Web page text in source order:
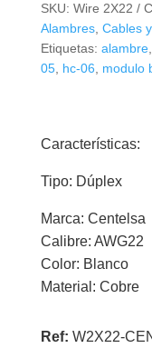
Blanco
x
Metro
SKU: Wire 2X22
Alambres, Cables
Etiquetas: alambre,
05, hc-06 modulo
Características:
Tipo: Dúplex
Marca: Centelsa
Calibre: AWG22
Color: Blanco
Material: Cobre
Ref: W2X22-